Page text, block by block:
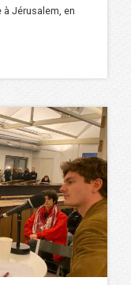
à Jérusalem, en